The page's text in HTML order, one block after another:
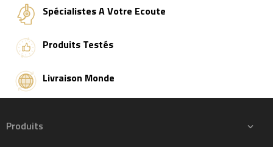
Spécialistes A Votre Ecoute
Produits Testés
Livraison Monde
Produits 